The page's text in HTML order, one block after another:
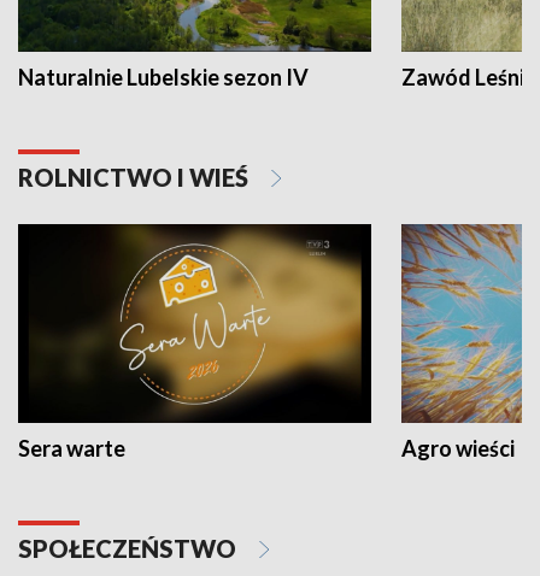
Naturalnie Lubelskie sezon IV Zawód Leśnik
ROLNICTWO I WIEŚ
Sera warte Agro wieści
SPOŁECZEŃSTWO